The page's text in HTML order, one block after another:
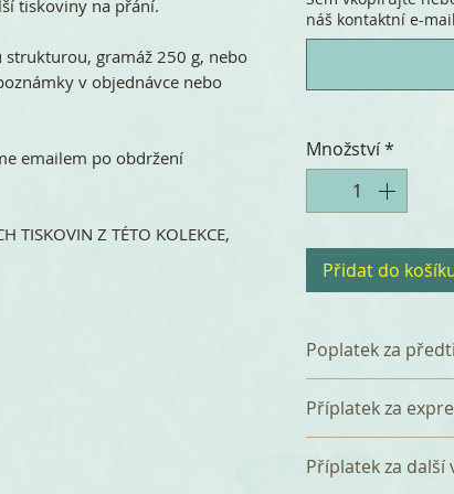
tiskoviny na přání.
gramáž 250 g, nebo
v objednávce nebo
emailem po obdržení
TISKOVIN Z TÉTO KOLEKCE,
náš kontaktní e-
Množství*
Přidat do
Poplatek za
poplatek 360 Kč
který zahrnuje
a tři korektury.
Příplatek za
dnů bez
Příplatek za další